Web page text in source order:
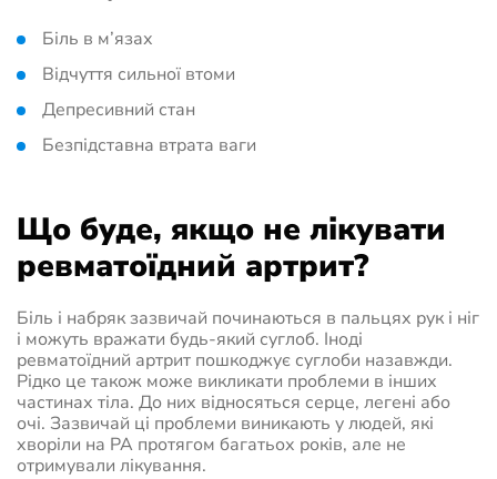
Біль в м’язах
Відчуття сильної втоми
Депресивний стан
Безпідставна втрата ваги
Що буде, якщо не лікувати
ревматоїдний артрит?
Біль і набряк зазвичай починаються в пальцях рук і ніг
і можуть вражати будь-який суглоб. Іноді
ревматоїдний артрит пошкоджує суглоби назавжди.
Рідко це також може викликати проблеми в інших
частинах тіла. До них відносяться серце, легені або
очі. Зазвичай ці проблеми виникають у людей, які
хворіли на РА протягом багатьох років, але не
отримували лікування.